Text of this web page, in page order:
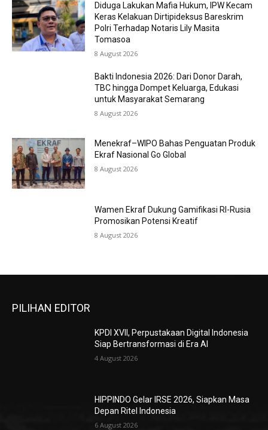
Diduga Lakukan Mafia Hukum, IPW Kecam
Keras Kelakuan Dirtipideksus Bareskrim
Polri Terhadap Notaris Lily Masita
Tomasoa
8 August 2026
Bakti Indonesia 2026: Dari Donor Darah,
TBC hingga Dompet Keluarga, Edukasi
untuk Masyarakat Semarang
8 August 2026
Menekraf–WIPO Bahas Penguatan Produk
Ekraf Nasional Go Global
8 August 2026
Wamen Ekraf Dukung Gamifikasi RI-Rusia
Promosikan Potensi Kreatif
8 August 2026
PILIHAN EDITOR
KPDI XVII, Perpustakaan Digital Indonesia
Siap Bertransformasi di Era AI
4 August 2026
HIPPINDO Gelar IRSE 2026, Siapkan Masa
Depan Ritel Indonesia
6 August 2026